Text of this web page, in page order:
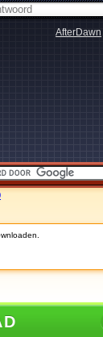
AfterDawn